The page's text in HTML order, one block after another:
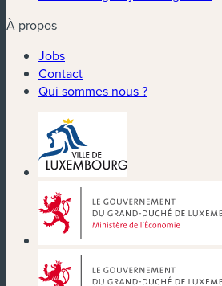
À propos
Jobs
Contact
Qui sommes nous ?